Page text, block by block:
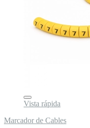
Vista rápida
Marcador de Cables